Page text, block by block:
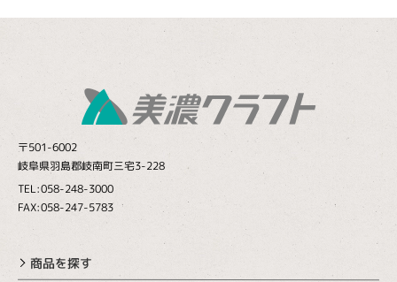
〒501-6002
岐阜県羽島郡岐南町三宅3-228
TEL:058-248-3000
FAX:058-247-5783
商品を探す